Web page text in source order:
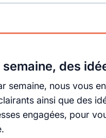
semaine, des
semaine, nous vous
ainsi que des
engagées, pour